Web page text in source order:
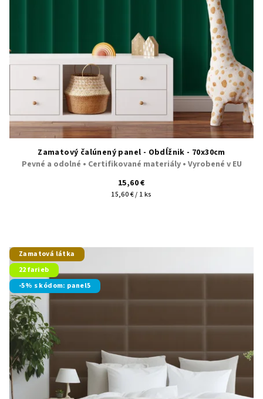
Zamatový čalúnený panel - Obdĺžnik - 70x30cm
Pevné a odolné • Certifikované materiály • Vyrobené v EU
15,60 €
Jednotková
15,60 € / 1 ks
Zamatová látka
22 farieb
-5% s kódom: panel5